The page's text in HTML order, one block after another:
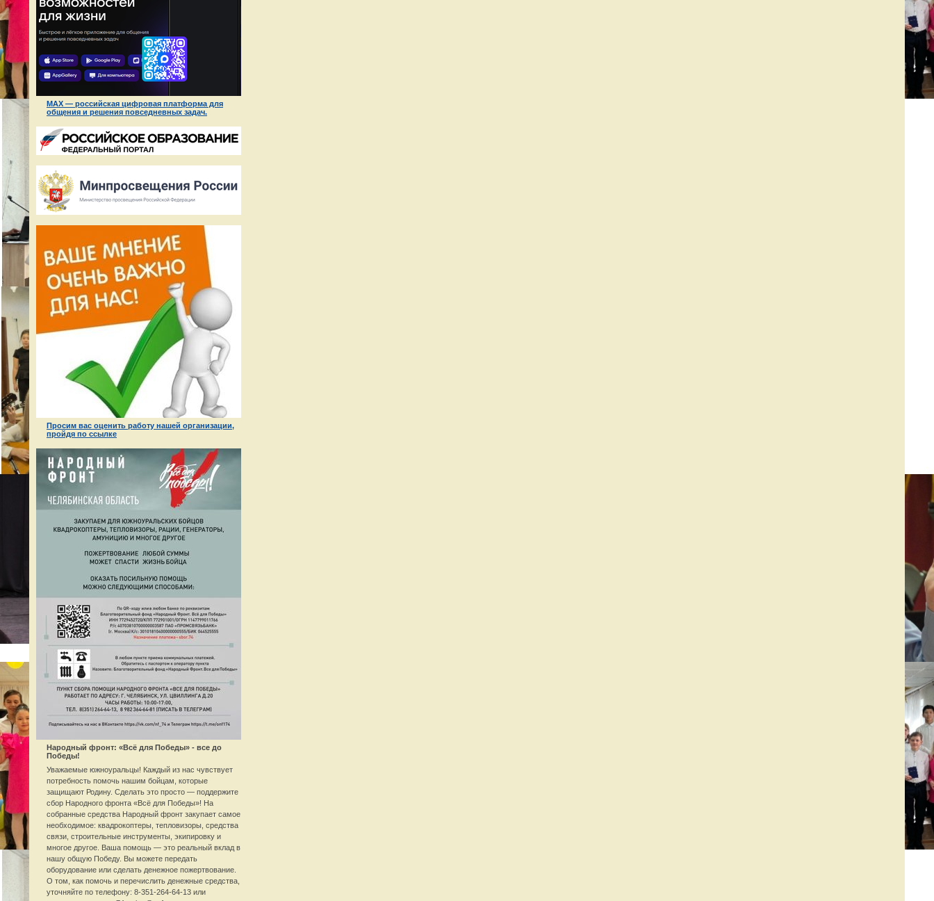
MAX — российская цифровая платформа для
общения и решения повседневных задач.
Просим вас оценить работу нашей организации,
пройдя по ссылке
Народный фронт: «Всё для Победы» - все до
Победы!
Уважаемые южноуральцы! Каждый из нас чувствует
потребность помочь нашим бойцам, которые
защищают Родину. Сделать это просто — поддержите
сбор Народного фронта «Всё для Победы»! На
собранные средства Народный фронт закупает самое
необходимое: квадрокоптеры, тепловизоры, средства
связи, строительные инструменты, экипировку и
многое другое. Ваша помощь — это реальный вклад в
нашу общую Победу. Вы можете передать
оборудование или сделать денежное пожертвование.
О том, как помочь и перечислить денежные средства,
уточняйте по телефону: 8-351-264-64-13 или